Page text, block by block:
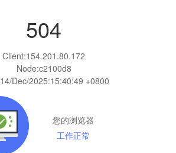
504
Client:154.201.80.172
Node:c2100d8
14/Dec/2025:15:40:49 +0800
您的浏览器
工作正常